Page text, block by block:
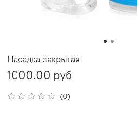
(0)
Насадка закрытая
1000.00 руб